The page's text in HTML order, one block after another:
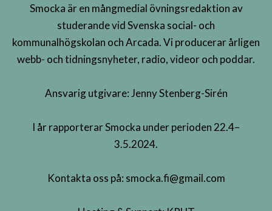
Smocka är en mångmedial övningsredaktion av
studerande vid Svenska social- och
kommunalhögskolan och Arcada. Vi producerar årligen
webb- och tidningsnyheter, radio, videor och poddar.
Ansvarig utgivare: Jenny Stenberg-Sirén
I år rapporterar Smocka under perioden 22.4–
3.5.2024.
Kontakta oss på: smocka.fi@gmail.com